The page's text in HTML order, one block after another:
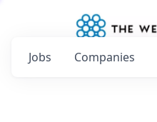
Jobs Companies